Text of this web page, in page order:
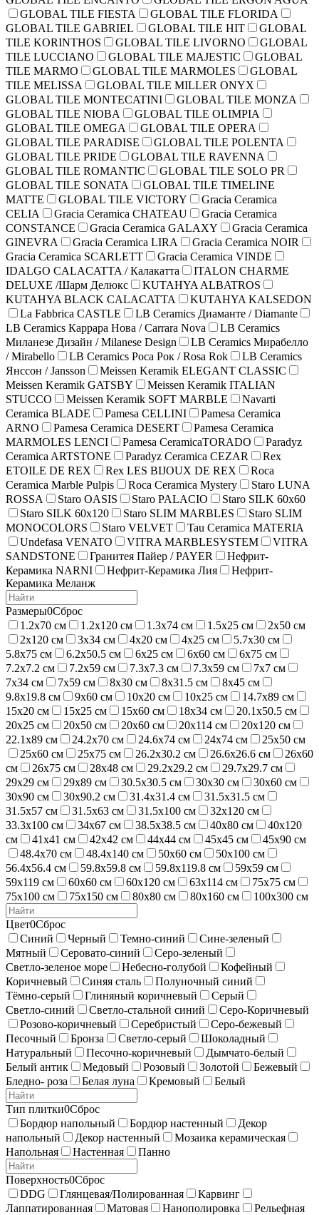
GLOBAL TILE FIESTA
GLOBAL TILE FLORIDA
GLOBAL TILE GABRIEL
GLOBAL TILE HIT
GLOBAL
TILE KORINTHOS
GLOBAL TILE LIVORNO
GLOBAL
TILE LUCCIANO
GLOBAL TILE MAJESTIC
GLOBAL
TILE MARMO
GLOBAL TILE MARMOLES
GLOBAL
TILE MELISSA
GLOBAL TILE MILLER ONYX
GLOBAL TILE MONTECATINI
GLOBAL TILE MONZA
GLOBAL TILE NIOBA
GLOBAL TILE OLIMPIA
GLOBAL TILE OMEGA
GLOBAL TILE OPERA
GLOBAL TILE PARADISE
GLOBAL TILE POLENTA
GLOBAL TILE PRIDE
GLOBAL TILE RAVENNA
GLOBAL TILE ROMANTIC
GLOBAL TILE SOLO PR
GLOBAL TILE SONATA
GLOBAL TILE TIMELINE
MATTE
GLOBAL TILE VICTORY
Gracia Ceramica
CELIA
Gracia Ceramica CHATEAU
Gracia Ceramica
CONSTANCE
Gracia Ceramica GALAXY
Gracia Ceramica
GINEVRA
Gracia Ceramica LIRA
Gracia Ceramica NOIR
Gracia Ceramica SCARLETT
Gracia Ceramica VINDE
IDALGO CALACATTA / Калакатта
ITALON CHARME
DELUXE /Шарм Делюкс
KUTAHYA ALBATROS
KUTAHYA BLACK CALACATTA
KUTAHYA KALSEDON
La Fabbrica CASTLE
LB Ceramics Диаманте / Diamante
LB Ceramics Каррара Нова / Carrara Nova
LB Ceramics
Миланезе Дизайн / Milanese Design
LB Ceramics Мирабелло
/ Mirabello
LB Ceramics Роса Рок / Rosa Rok
LB Ceramics
Янссон / Jansson
Meissen Keramik ELEGANT CLASSIC
Meissen Keramik GATSBY
Meissen Keramik ITALIAN
STUCCO
Meissen Keramik SOFT MARBLE
Navarti
Ceramica BLADE
Pamesa CELLINI
Pamesa Ceramica
ARNO
Pamesa Ceramica DESERT
Pamesa Ceramica
MARMOLES LENCI
Pamesa CeramicaTORADO
Paradyz
Ceramica ARTSTONE
Paradyz Ceramica CEZAR
Rex
ETOILE DE REX
Rex LES BIJOUX DE REX
Roca
Ceramica Marble Pulpis
Roca Ceramica Mystery
Staro LUNA
ROSSA
Staro OASIS Staro PALACIO
Staro SILK 60х60
Staro SILK 60х120
Staro SLIM MARBLES
Staro SLIM
MONOCOLORS
Staro VELVET
Tau Ceramica MATERIA
Undefasa VENATO
VITRA MARBLESYSTEM
VITRA
SANDSTONE
Гранитея Пайер / PAYER
Нефрит-
Керамика NARNI
Нефрит-Керамика Лия
Нефрит-
Керамика Меланж
Размеры0Сброс
1.2х70 см
1.2х120 см 1.3х74 см 1.5х25 см
2х50 см
2х120 см
3х34 см 4х20 см 4х25 см
5.7х30 см
5.8х75 см
6.2х50.5 см 6х25 см 6х60 см
6х75 см
7.2х7.2 см
7.2х59 см 7.3х7.3 см 7.3х59 см
7х7 см
7х34 см
7х59 см 8х30 см 8х31.5 см
8х45 см
9.8х19.8 см
9х60 см 10х20 см 10х25 см
14.7х89 см
15х20 см
15х25 см 15х60 см 18х34 см
20.1х50.5 см
20х25 см
20х50 см 20х60 см 20х114 см
20х120 см
22.1х89 см
24.2х70 см 24.6х74 см 24х74 см
25х50 см
25х60 см
25х75 см 26.2х30.2 см 26.6х26.6 см
26х60
см
26х75 см 28х48 см 29.2х29.2 см
29.7х29.7 см
29х29 см
29х89 см 30.5х30.5 см 30х30 см
30х60 см
30х90 см
30х90.2 см 31.4х31.4 см
31.5х31.5 см
31.5х57 см
31.5х63 см 31.5х100 см
32х120 см
33.3х100 см
34х67 см 38.5х38.5 см 40х80 см
40х120
см
41х41 см 42х42 см 44х44 см 45х45 см
45х90 см
48.4х70 см
48.4х140 см 50х60 см
50х100 см
56.4х56.4 см
59.8х59.8 см 59.8х119.8 см
59х59 см
59х119 см
60х60 см 60х120 см 63х114 см
75х75 см
75х100 см
75х150 см 80х80 см 80х160 см 100х300 см
Цвет0Сброс
Синий
Черный Темно-синий
Сине-зеленый
Мятный
Серовато-синий
Серо-зеленый
Светло-зеленое море
Небесно-голубой
Кофейный
Коричневый
Синяя сталь
Полуночный синий
Тёмно-серый
Глиняный коричневый
Серый
Светло-синий
Светло-стальной синий
Серо-Коричневый
Розово-коричневый
Серебристый
Серо-бежевый
Песочный
Бронза Светло-серый
Шоколадный
Натуральный
Песочно-коричневый
Дымчато-белый
Белый антик
Медовый Розовый Золотой
Бежевый
Бледно- роза
Белая луна Кремовый Белый
Тип плитки0Сброс
Бордюр напольный
Бордюр настенный
Декор
напольный
Декор настенный
Мозаика керамическая
Напольная
Настенная Панно
Поверхность0Сброс
DDG
Глянцевая/Полированная
Карвинг
Лаппатированная
Матовая Нанополировка
Рельефная